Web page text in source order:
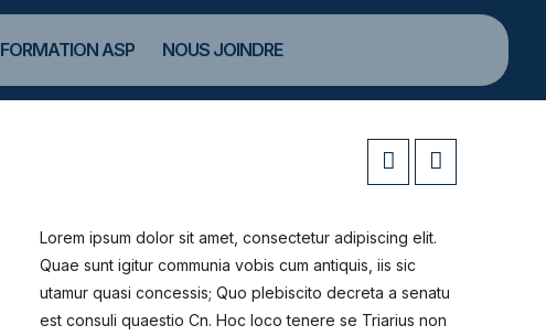
FORMATION ASP NOUS JOINDRE
Lorem ipsum dolor sit amet, consectetur adipiscing elit.
Quae sunt igitur communia vobis cum antiquis, iis sic
utamur quasi concessis; Quo plebiscito decreta a senatu
est consuli quaestio Cn. Hoc loco tenere se Triarius non